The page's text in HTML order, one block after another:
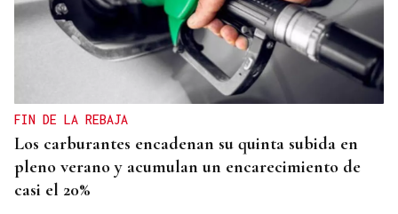
FIN DE LA REBAJA
Los carburantes encadenan su quinta subida en
pleno verano y acumulan un encarecimiento de
casi el 20%